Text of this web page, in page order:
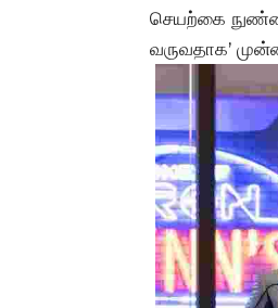
செயற்கை
வருவதாக’